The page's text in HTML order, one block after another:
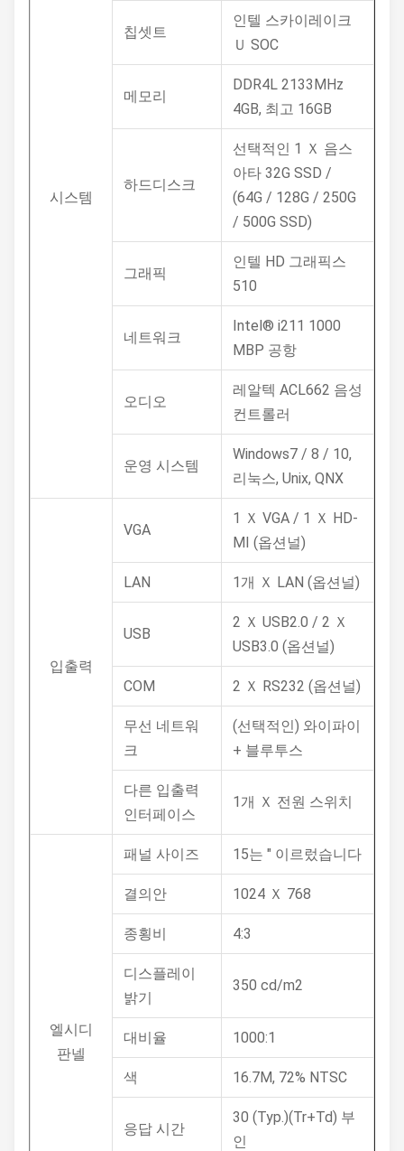
시스템
칩셋트
인텔 스카이레이크
Ｕ SOC
메모리
DDR4L 2133MHz
4GB, 최고 16GB
하드디스크
선택적인 1 Ｘ 음스
아타 32G SSD /
(64G / 128G / 250G
/ 500G SSD)
그래픽
인텔 HD 그래픽스
510
네트워크
Intel® i211 1000
MBP 공항
오디오
레알텍 ACL662 음성
컨트롤러
운영 시스템
Windows7 / 8 / 10,
리눅스, Unix, QNX
입출력
VGA
1 Ｘ VGA / 1 Ｘ HD-
MI (옵션널)
LAN 1개 Ｘ LAN (옵션널)
USB
2 Ｘ USB2.0 / 2 Ｘ
USB3.0 (옵션널)
COM 2 Ｘ RS232 (옵션널)
무선 네트워
크
(선택적인) 와이파이
+ 블루투스
다른 입출력
인터페이스
1개 Ｘ 전원 스위치
엘시디
판넬
패널 사이즈 15는 " 이르렀습니다
결의안 1024 Ｘ 768
종횡비 4:3
디스플레이
밝기
350 cd/m2
대비율 1000:1
색 16.7M, 72% NTSC
응답 시간
30 (Typ.)(Tr+Td) 부
인